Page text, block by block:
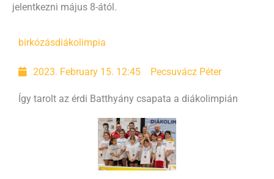
jelentkezni május 8-ától.
birkózásdiákolimpia
2023. February 15. 12:45 Pecsuvácz Péter
Így tarolt az érdi Batthyány csapata a diákolimpián